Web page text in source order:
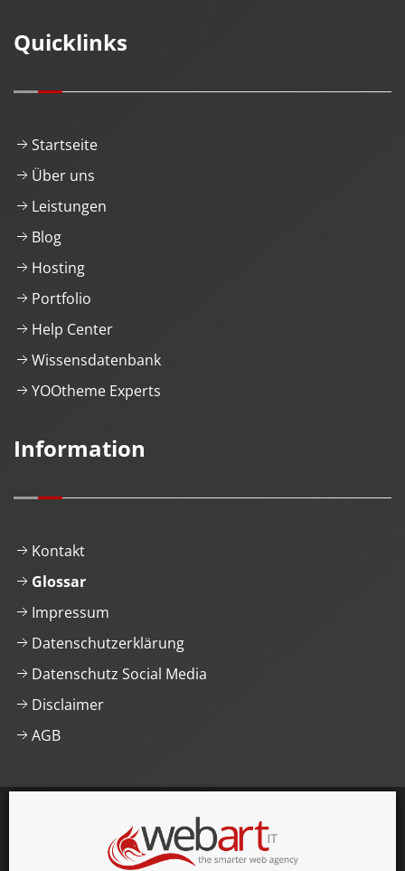
Quicklinks
Startseite
Über uns
Leistungen
Blog
Hosting
Portfolio
Help Center
Wissensdatenbank
YOOtheme Experts
Information
Kontakt
Glossar
Impressum
Datenschutzerklärung
Datenschutz Social Media
Disclaimer
AGB
This website was proudly built with , lots of
CSS3.